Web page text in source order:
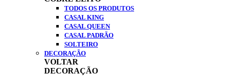
TODOS OS PRODUTOS
CASAL KING
CASAL QUEEN
CASAL PADRÃO
SOLTEIRO
DECORAÇÃO
VOLTAR
DECORAÇÃO